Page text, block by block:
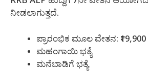
ನೀಡಲಾಗುತ್ತದೆ.
ಪ್ರಾರಂಭಿಕ ಮೂಲ ವೇತನ:
ಮಹಂಗಾಯಿ ಭತ್ಯೆ
ಮನೆಬಾಡಿಗೆ ಭತ್ಯೆ